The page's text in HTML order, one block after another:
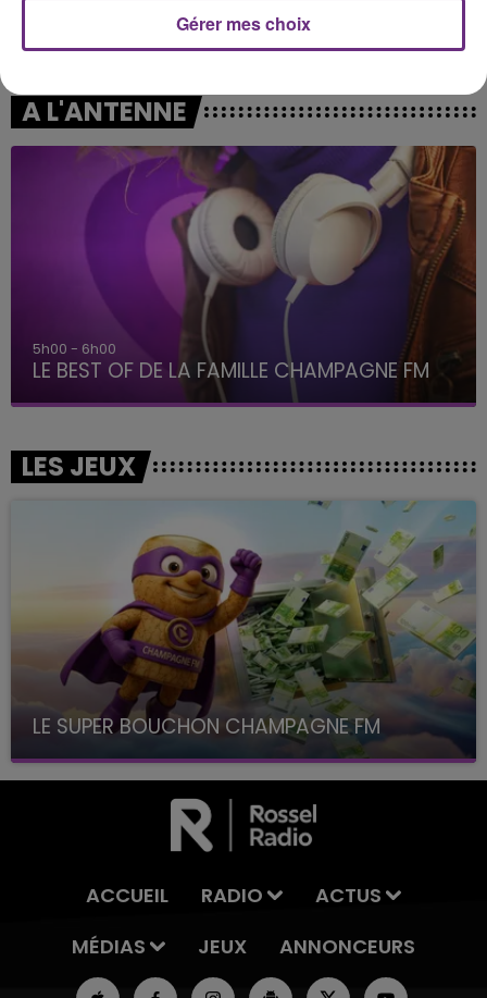
A L'ANTENNE
5h00 - 6h00
LE BEST OF DE LA FAMILLE CHAMPAGNE FM
LES JEUX
LE SUPER BOUCHON CHAMPAGNE FM
avec La Famille Champagne FM, à 8H10
ACCUEIL RADIO
ACTUS
MÉDIAS
JEUX ANNONCEURS
Gérer mes choix